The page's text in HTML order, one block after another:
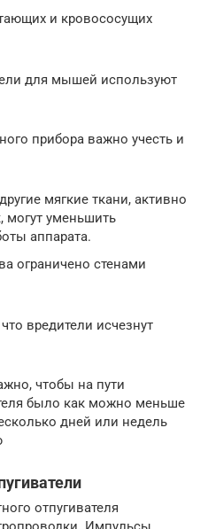
и кровососущих
для мышей используют
прибора важно учесть и
мягкие ткани, активно
уменьшить
аппарата.
ограничено стенами
вредители исчезнут
чтобы на пути
было как можно меньше
дней или недель
отпугивателя